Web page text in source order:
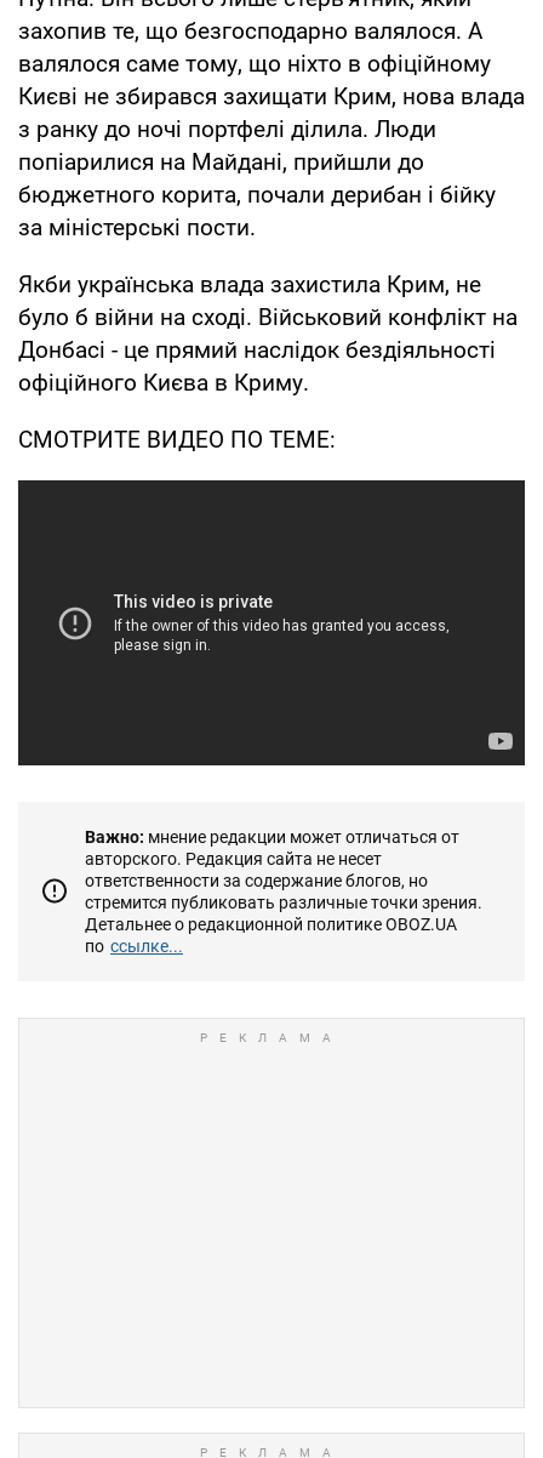
захопив те, що безгосподарно валялося. А
валялося саме тому, що ніхто в офіційному
Києві не збирався захищати Крим, нова влада
з ранку до ночі портфелі ділила. Люди
попіарилися на Майдані, прийшли до
бюджетного корита, почали дерибан і бійку
за міністерські пости.
Якби українська влада захистила Крим, не
було б війни на сході. Військовий конфлікт на
Донбасі - це прямий наслідок бездіяльності
офіційного Києва в Криму.
СМОТРИТЕ ВИДЕО ПО ТЕМЕ:
Важно: мнение редакции может отличаться от
авторского. Редакция сайта не несет
ответственности за содержание блогов, но
стремится публиковать различные точки зрения.
Детальнее о редакционной политике OBOZ.UA
по ссылке...